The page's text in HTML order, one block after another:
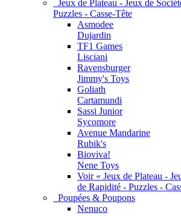
Jeux de Plateau - Jeux de
Puzzles - Casse-Tête
Asmodee
Dujardin
TF1 Games
Lisciani
Ravensburger
Jimmy's Toys
Goliath
Cartamundi
Sassi Junior
Sycomore
Avenue Mandarine
Rubik's
Bioviva!
Nene Toys
Voir « Jeux de Plateau -
de Rapidité - Puzzles -
Poupées & Poupons
Nenuco